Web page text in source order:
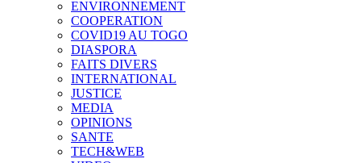
ENVIRONNEMENT
COOPERATION
COVID19 AU TOGO
DIASPORA
FAITS DIVERS
INTERNATIONAL
JUSTICE
MEDIA
OPINIONS
SANTE
TECH&WEB